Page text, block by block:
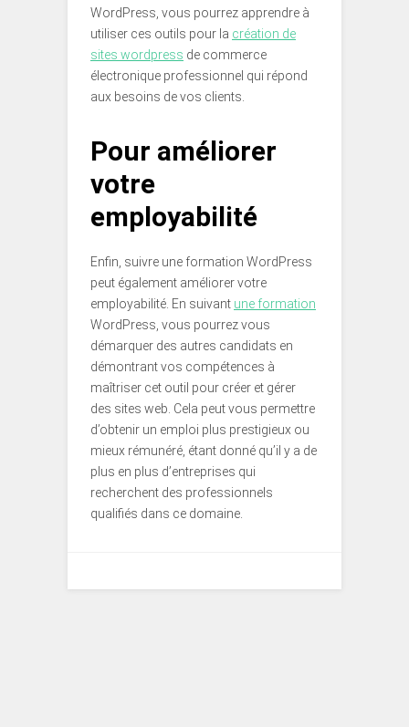
WordPress, vous pourrez apprendre à
utiliser ces outils pour la création de
sites wordpress de commerce
électronique professionnel qui répond
aux besoins de vos clients.
Pour améliorer
votre
employabilité
Enfin, suivre une formation WordPress
peut également améliorer votre
employabilité. En suivant une formation
WordPress, vous pourrez vous
démarquer des autres candidats en
démontrant vos compétences à
maîtriser cet outil pour créer et gérer
des sites web. Cela peut vous permettre
d’obtenir un emploi plus prestigieux ou
mieux rémunéré, étant donné qu’il y a de
plus en plus d’entreprises qui
recherchent des professionnels
qualifiés dans ce domaine.